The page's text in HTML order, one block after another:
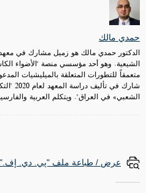
حمدي مالك
الدكتور حمدي مالك هو زميل مشارك في
الشيعية. وهو أحد مؤسسي منصة "الأضواء
متعمقاً للتطورات المتعلقة بالميليشيات
شارك
الشعبي» في العراق". ويتكلم العربية
عرض / طباعة ملف "پي. دي. إف."